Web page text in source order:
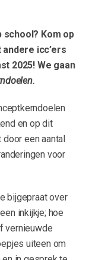
Kom op
icc’ers
2025! We gaan
en op dit
een aantal
voor
bijgepraat over
inkijkje; hoe
vernieuwde
uiteen om